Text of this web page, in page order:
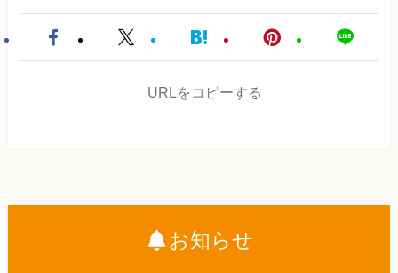
URLをコピーする
お知らせ